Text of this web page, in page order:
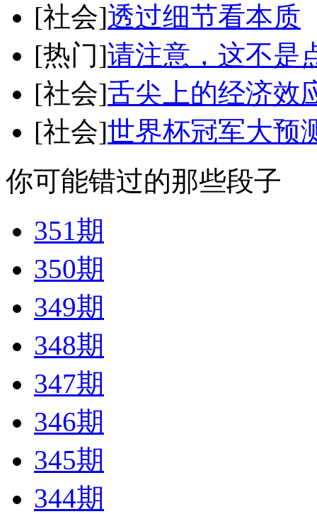
[社会]透过细节看本质
[热门]请注意，这不是
[社会]舌尖上的经济效
[社会]世界杯冠军大预
你可能错过的那些段子
351期
350期
349期
348期
347期
346期
345期
344期